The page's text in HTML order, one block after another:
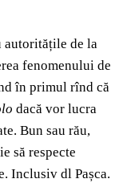
autoritățile de la
fenomenului de
în primul rînd că
dacă vor lucra
Bun sau rău,
să respecte
Inclusiv dl Pașca.